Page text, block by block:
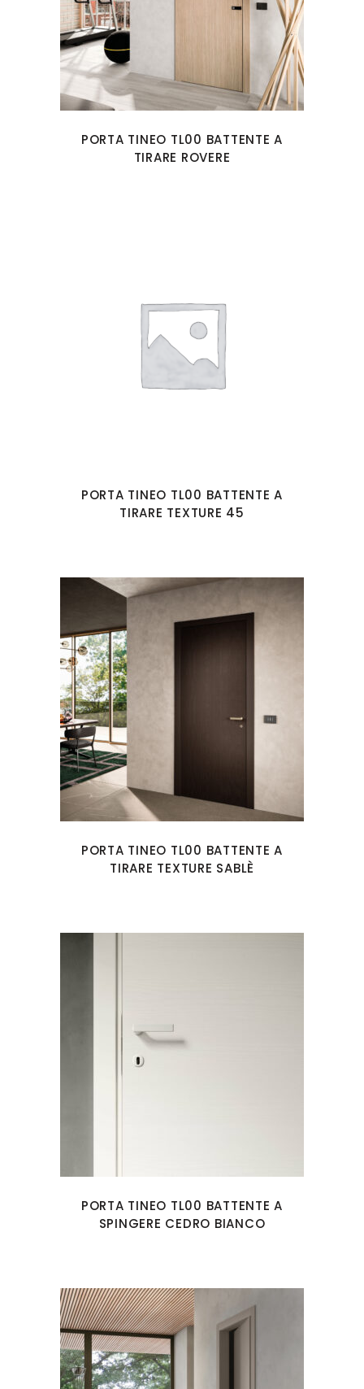
PORTA TINEO TL00 BATTENTE A
TIRARE ROVERE
PORTA TINEO TL00 BATTENTE A
TIRARE TEXTURE 45
PORTA TINEO TL00 BATTENTE A
TIRARE TEXTURE SABLÈ
PORTA TINEO TL00 BATTENTE A
SPINGERE CEDRO BIANCO